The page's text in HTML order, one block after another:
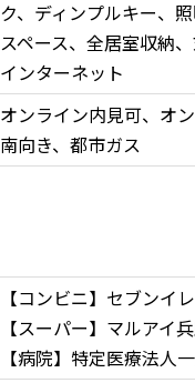
ク、ディンプルキー、
スペース、全居室収納
インターネット
オンライン内見可、オ
南向き、都市ガス
【コンビニ】セブンイ
【スーパー】マルアイ
【病院】特定医療法人